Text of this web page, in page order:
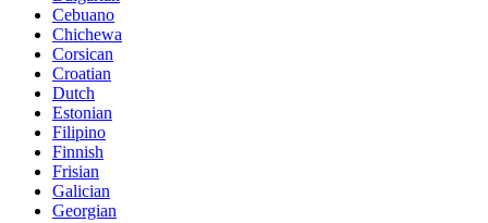
Cebuano
Chichewa
Corsican
Croatian
Dutch
Estonian
Filipino
Finnish
Frisian
Galician
Georgian